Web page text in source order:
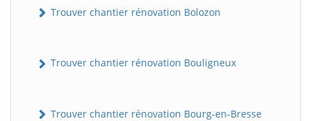
Trouver chantier rénovation Bolozon
Trouver chantier rénovation Bouligneux
Trouver chantier rénovation Bourg-en-Bresse